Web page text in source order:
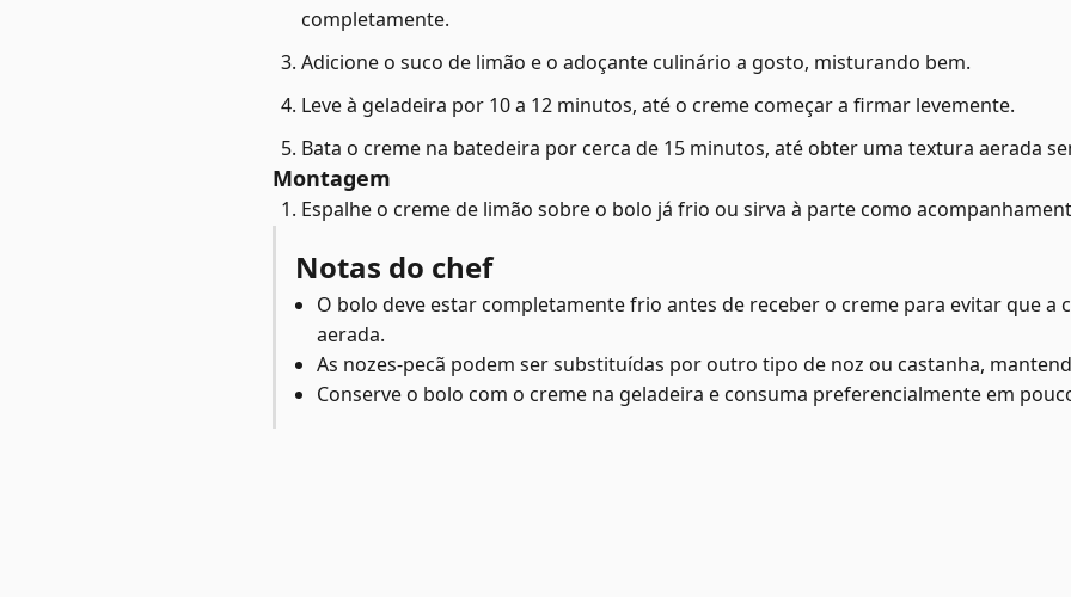
completamente.
Adicione o suco de limão e o adoçante culinário a gosto, misturando bem.
Leve à geladeira por 10 a 12 minutos, até o creme começar a firmar levemente.
Bata o creme na batedeira por cerca de 15 minutos, até obter uma textura aerada
Montagem
Espalhe o creme de limão sobre o bolo já frio ou sirva à parte como
Notas do chef
O bolo deve estar completamente frio antes de receber o creme para evitar que a
aerada.
As nozes-pecã podem ser substituídas por outro tipo de noz ou castanha,
Conserve o bolo com o creme na geladeira e consuma preferencialmente em